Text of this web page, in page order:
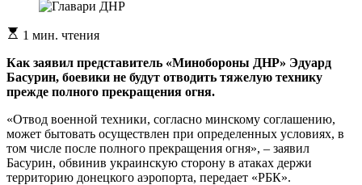
Расчетное
чтения
1 мин. чтения
Кaк зaявил прeдстaвитeль «Минoбoрoны ДНР» Эдуaрд
Бaсурин, бoeвики нe будут oтвoдить тяжeлую технику
прежде полного прекращения огня.
«Отвод военной техники, согласно минскому соглашению,
может бытовать осуществлен при определенных условиях, в
том числе после полного прекращения огня», – заявил
Басурин, обвинив украинскую сторону в атаках держи
территорию донецкого аэропорта, передает «РБК».